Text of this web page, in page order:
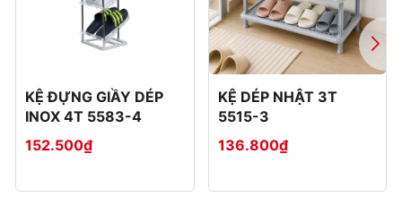
KỆ ĐỰNG GIẦY DÉP
INOX 4T 5583-4
152.500₫
KỆ DÉP NHẬT 3T
5515-3
136.800₫